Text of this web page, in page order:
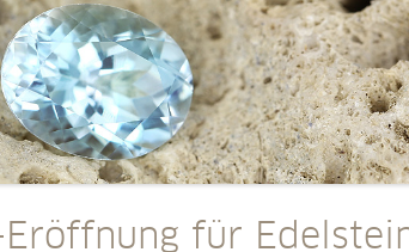
Eröffnung für